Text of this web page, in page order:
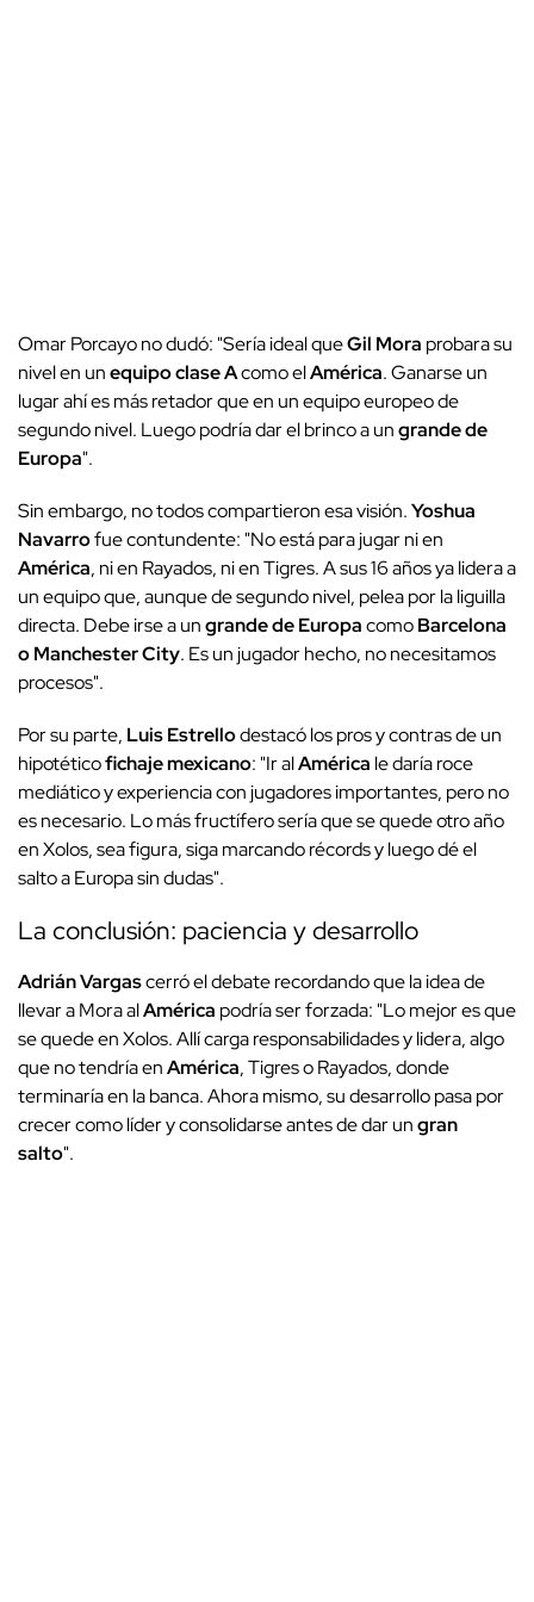
Omar Porcayo no dudó: "Sería ideal queGil Mora probara su
nivel en unequipo clase Acomo elAmérica. Ganarse un
lugar ahí es más retador que en un equipo europeo de
segundo nivel. Luego podría dar el brinco a ungrande de
Europa".
Sin embargo, no todos compartieron esa visión.Yoshua
Navarrofue contundente: "No está para jugar ni en
América, ni en Rayados, ni en Tigres. A sus 16 años ya lidera a
un equipo que, aunque de segundo nivel, pelea por la liguilla
directa. Debe irse a ungrande de EuropacomoBarcelona
o Manchester City. Es un jugador hecho, no necesitamos
procesos".
Por su parte, Luis Estrellodestacó los pros y contras de un
hipotéticofichaje mexicano: "Ir alAmérica le daría roce
mediático y experiencia con jugadores importantes, pero no
es necesario. Lo más fructífero sería que se quede otro año
en Xolos, sea figura, siga marcando récords y luego dé el
salto a Europa sin dudas".
La conclusión: paciencia y desarrollo
Adrián Vargascerró el debate recordando que la idea de
llevar a Mora alAmérica podría ser forzada: "Lo mejor es que
se quede en Xolos. Allí carga responsabilidades y lidera, algo
que no tendría enAmérica, Tigres o Rayados, donde
terminaría en la banca. Ahora mismo, su desarrollo pasa por
crecer como líder y consolidarse antes de dar ungran
salto".